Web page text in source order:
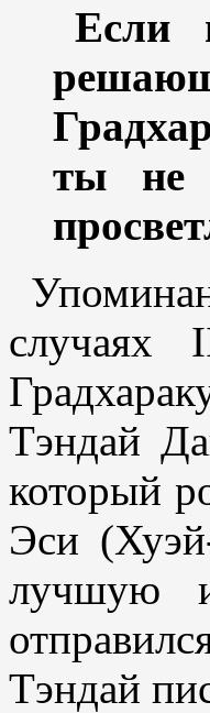
Если
ты не
случаях
Тэндай
который
Эси
лучшую
Тэндай